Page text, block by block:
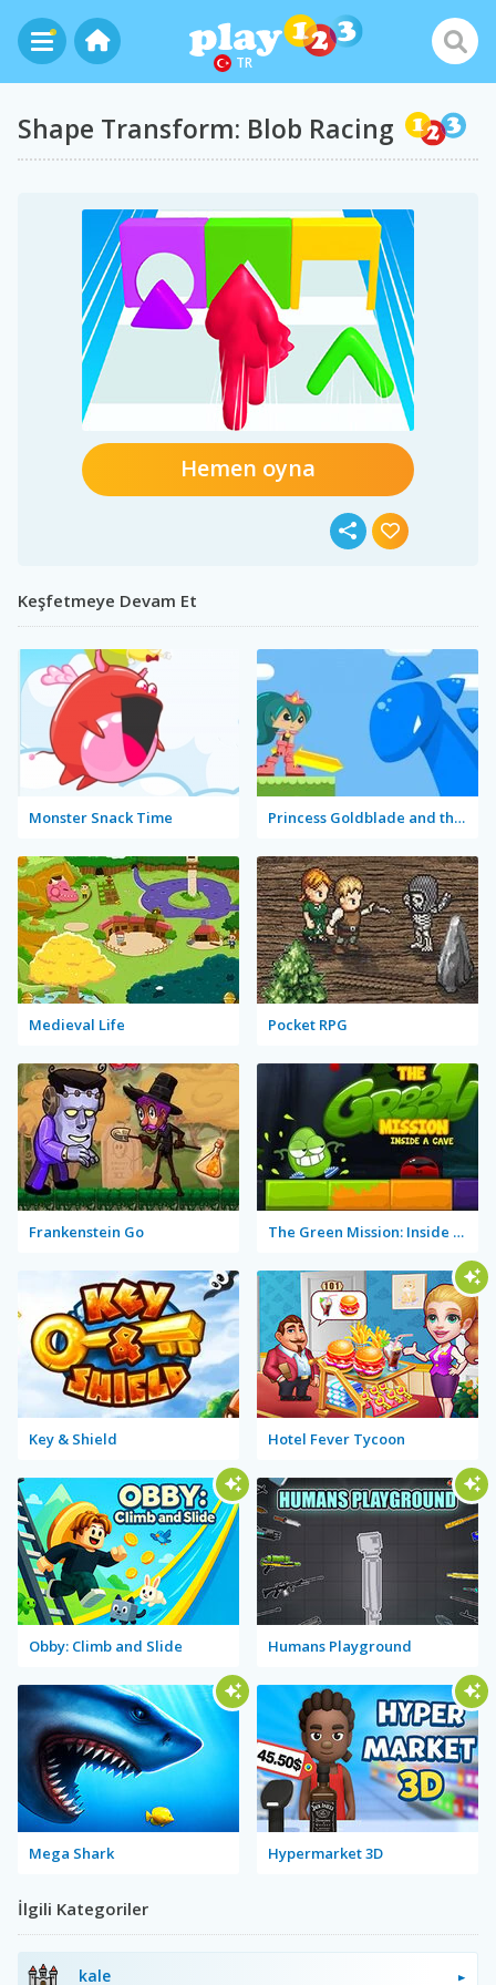
TR
Shape Transform: Blob Racing
Hemen oyna
Keşfetmeye Devam Et
Monster Snack Time Princess Goldblade and the Dangerous Water
Medieval Life Pocket RPG
Frankenstein Go The Green Mission: Inside a Cave
Key & Shield Hotel Fever Tycoon
Obby: Climb and Slide Humans Playground
Mega Shark Hypermarket 3D
İlgili Kategoriler
kale